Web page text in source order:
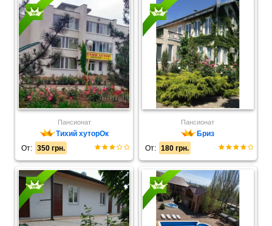
Пансионат
Тихий хуторОк
От:
350 грн.
Пансионат
Бриз
От:
180 грн.